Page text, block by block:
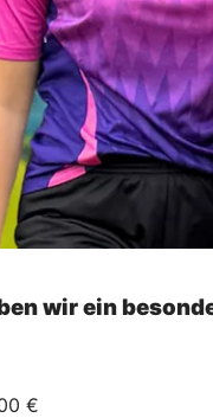
wir ein
€